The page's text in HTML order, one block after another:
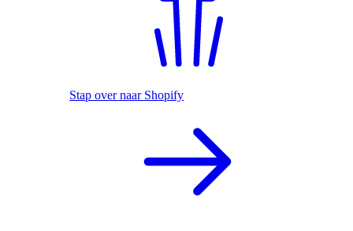
Stap over naar Shopify